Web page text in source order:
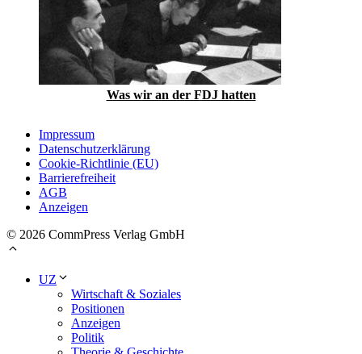
Was wir an der FDJ hatten
Impressum
Datenschutzerklärung
Cookie-Richtlinie (EU)
Barrierefreiheit
AGB
Anzeigen
© 2026 CommPress Verlag GmbH
UZ
Wirtschaft & Soziales
Positionen
Anzeigen
Politik